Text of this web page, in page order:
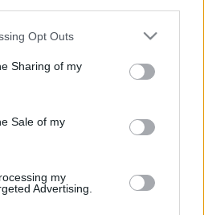
app uses one or more Google
behaviour. You may click to
and its third-party tags to
purposes in below Google
Opt Outs
Sharing of my
Sale of my
my
Advertising.